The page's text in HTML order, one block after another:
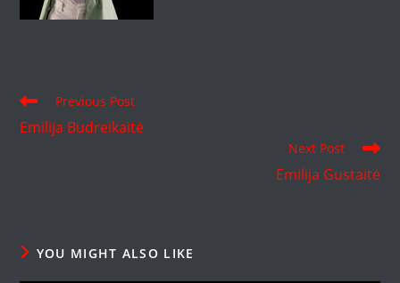
Read
more
articles
Previous Post
Emilija Budreikaitė
Next Post
Emilija Gustaitė
YOU MIGHT ALSO LIKE